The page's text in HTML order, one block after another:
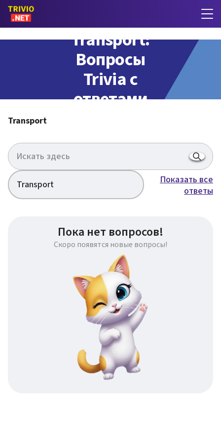
Transport:
Вопросы
Trivia с
ответами
Transport
Transport
Показать все
ответы
Пока нет вопросов!
Скоро появятся новые вопросы!